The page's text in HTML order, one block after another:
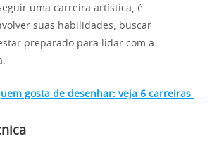
uma carreira artística, é
suas habilidades, buscar
preparado para lidar com a
gosta de desenhar: veja 6 carreiras